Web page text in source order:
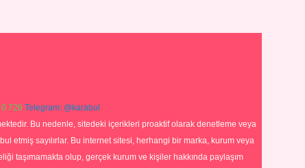
726 Telegram: @karabul
Bu nedenle, sitedeki içerikleri proaktif olarak denetleme veya
etmiş sayılırlar. Bu internet sitesi, herhangi bir marka, kurum veya
taşımamakta olup, gerçek kurum ve kişiler hakkında paylaşım